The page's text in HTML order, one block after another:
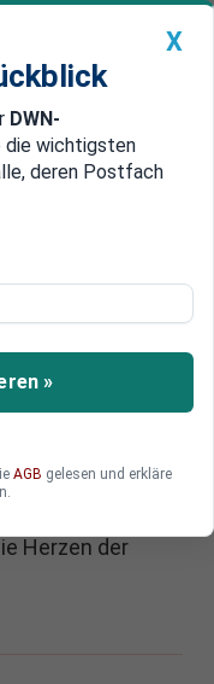
Premium
China
der USA, die
Europäischen
Dünger
Couleur. Bei
mit
Herzen der
X
DWN-
die wichtigsten
deren Postfach
»
AGB gelesen und erkläre